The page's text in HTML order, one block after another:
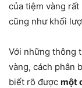
của tiệm vàng
cũng như khối
Với những thông
vàng, cách phân
biết rõ được một